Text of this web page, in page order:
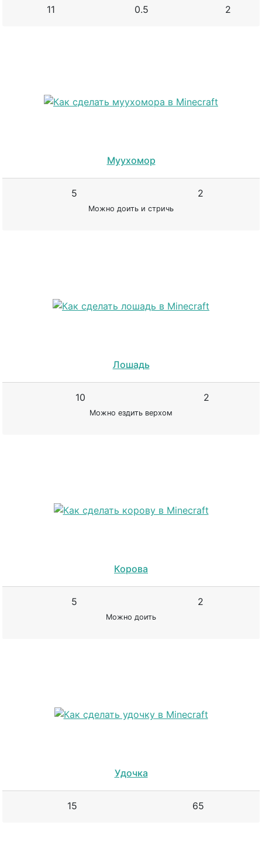
11 0.5 2
Муухомор
5 2
Можно доить и стричь
Лошадь
10 2
Можно ездить верхом
Корова
5 2
Можно доить
Удочка
15 65